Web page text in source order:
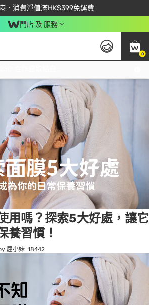
．消費淨值滿HK$399免運費
成為易賞錢會員盡享獨家優惠
單買滿$450 輸入 NEWAPP 即減$50
門店 及 服務
0
2 item(s) found
用嗎？探索5大好處，讓它
養習慣！
屈小妹 18442